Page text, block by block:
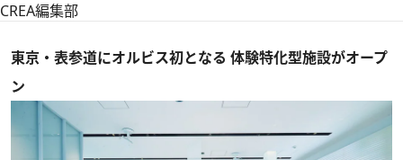
CREA編集部
東京・表参道にオルビス初となる 体験特化型施設がオープ
ン